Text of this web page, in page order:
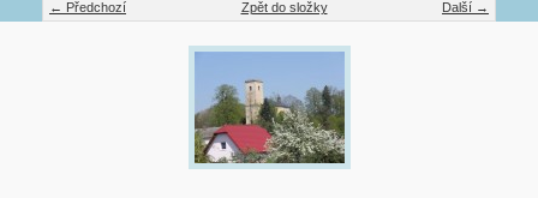
← Předchozí Další →
Zpět do složky